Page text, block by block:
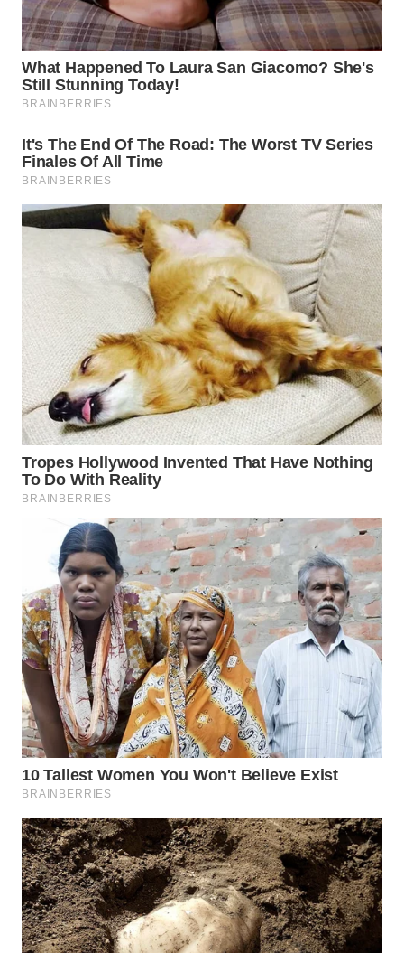
WN
INDRAMAYU
WN
KUNINGAN
WN
MAJALENGKA
WN
SUBANG
WN
SUKABUMI
WN
PURWAKARTA
WN
PRIANGAN
TIMUR
WN
SEMARANG
WN
SOLO
WN
BOROBUDUR
WN
MADURA
WN
SURABAYA
WN
NATUNA
WN
BINTAN